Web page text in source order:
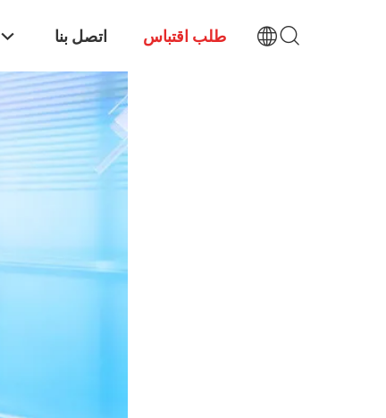
اتصل بنا طلب اقتباس